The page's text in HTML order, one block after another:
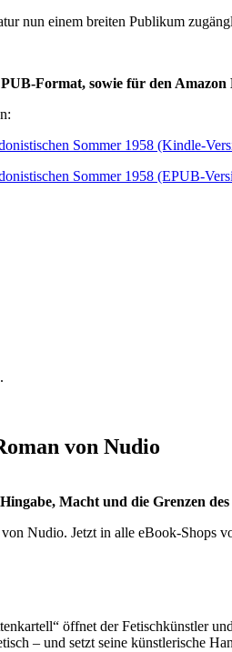
nun einem breiten Publikum
Format, sowie für den
Sommer 1958 (Kindle-
Sommer 1958 (EPUB-
.
von Nudio
Macht und die Grenzen des
Nudio. Jetzt in alle eBook-Shops
öffnet der Fetischkünstler
– und setzt seine künstlerische